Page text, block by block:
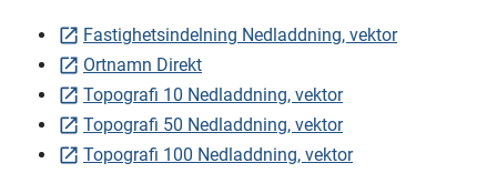
Fastighetsindelning Nedladdning, vektor
Ortnamn Direkt
Topografi 10 Nedladdning, vektor
Topografi 50 Nedladdning, vektor
Topografi 100 Nedladdning, vektor